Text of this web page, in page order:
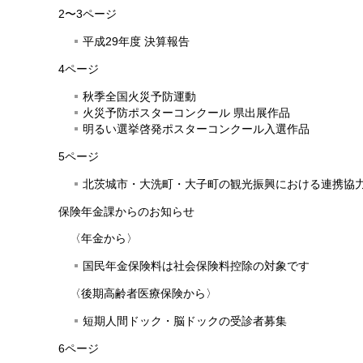
2〜3ページ
平成29年度 決算報告
4ページ
秋季全国火災予防運動
火災予防ポスターコンクール 県出展作品
明るい選挙啓発ポスターコンクール入選作品
5ページ
北茨城市・大洗町・大子町の観光振興における連携協
保険年金課からのお知らせ
〈年金から〉
国民年金保険料は社会保険料控除の対象です
〈後期高齢者医療保険から〉
短期人間ドック・脳ドックの受診者募集
6ページ